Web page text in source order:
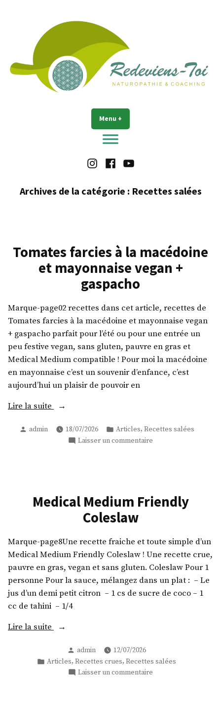
Redeviens-toi Menu +
Instagram
FacebookYoutube
Archives de la catégorie : Recettes salées
Tomates farcies à la macédoine
et mayonnaise vegan +
gaspacho
Marque-page02 recettes dans cet article, recettes de
Tomates farcies à la macédoine et mayonnaise vegan
+ gaspacho parfait pour l’été ou pour une entrée un
peu festive vegan, sans gluten, pauvre en gras et
Medical Medium compatible ! Pour moi la macédoine
en mayonnaise c’est un souvenir d’enfance, c’est
aujourd’hui un plaisir de pouvoir en
Lire la suite
« Tomates
à
vegan
+
gaspacho »
Publié
admin 18/07/2026
Publié
dans
Articles, Recettes salées
Laisser un commentaire
macédoine
et
+
gaspacho
Medical Medium Friendly
Coleslaw
Marque-page8Une recette fraiche et toute simple d’un
Medical Medium Friendly Coleslaw ! Une recette crue,
pauvre en gras, vegan et sans gluten. Coleslaw Pour 1
personne Pour la sauce, mélangez dans un plat : – Le
jus d’un demi petit citron – 1 cs de sucre de coco – 1
cc de tahini – 1/4
Lire la suite
« Medical
Friendly
Coleslaw »
Publié
par
admin
12/07/2026
Publié
Articles, Recettes crues, Recettes salées
Laisser un commentaire